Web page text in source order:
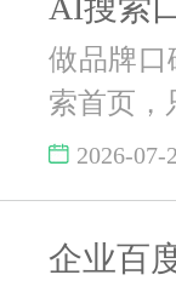
做品牌口
索首页，
2026-07-